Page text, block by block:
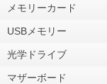
メモリーカード
USBメモリー
光学ドライブ
マザーボード